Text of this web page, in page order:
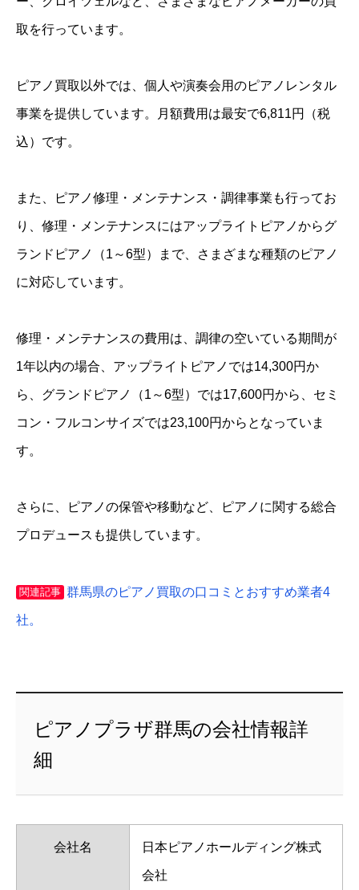
取を行っています。
ピアノ買取以外では、個人や演奏会用のピアノレンタル
事業を提供しています。月額費用は最安で6,811円（税
込）です。
また、ピアノ修理・メンテナンス・調律事業も行ってお
り、修理・メンテナンスにはアップライトピアノからグ
ランドピアノ（1～6型）まで、さまざまな種類のピアノ
に対応しています。
修理・メンテナンスの費用は、調律の空いている期間が
1年以内の場合、アップライトピアノでは14,300円か
ら、グランドピアノ（1～6型）では17,600円から、セミ
コン・フルコンサイズでは23,100円からとなっていま
す。
さらに、ピアノの保管や移動など、ピアノに関する総合
プロデュースも提供しています。
関連記事 群馬県のピアノ買取の口コミとおすすめ業者4
社。
ピアノプラザ群馬の会社情報詳
細
会社名 日本ピアノホールディング株式
会社